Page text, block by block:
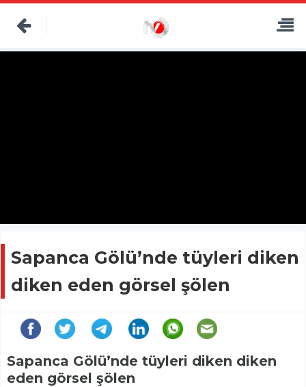
Sapanca Gölü’nde tüyleri diken
diken eden görsel şölen
Sapanca Gölü’nde tüyleri diken diken
eden görsel şölen